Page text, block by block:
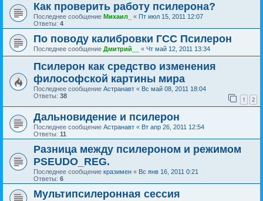
Как проверить работу псилерона?
Последнее сообщение Михаил_ « Пт июл 15, 2011 12:07
Ответы: 4
По поводу калибровки ГСС Псилерон
Последнее сообщение Дмитрий__ « Чт май 12, 2011 13:34
Псилерон как средство изменения
философской картины мира
Последнее сообщение Астранавт « Вс май 08, 2011 18:04
Ответы: 38 1 2
Дальновидение и псилерон
Последнее сообщение Астранавт « Вт апр 26, 2011 12:54
Ответы: 11
Разница между псилероном и режимом
PSEUDO_REG.
Последнее сообщение кразимен « Вс янв 16, 2011 0:21
Ответы: 6
Мультипсилеронная сессия